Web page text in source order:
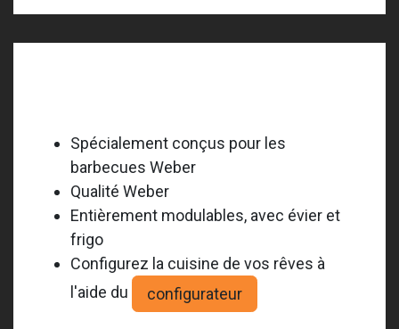
Spécialement conçus pour les
barbecues Weber
Qualité Weber
Entièrement modulables, avec évier et
frigo
Configurez la cuisine de vos rêves à
l'aide du
configurateur